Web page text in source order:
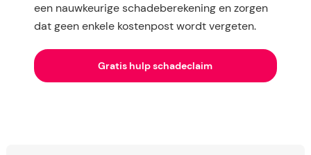
een nauwkeurige schadeberekening en zorgen
dat geen enkele kostenpost wordt vergeten.
Gratis hulp schadeclaim